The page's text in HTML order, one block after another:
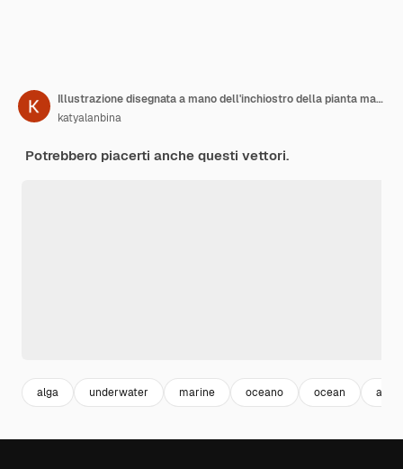
Illustrazione disegnata a mano dell'inchiostro della pianta marina vettoriale isolata su sfondo bianco Ascophyllum kelp erba alghe marine linea bianca nera Elemento di design per l'etichetta della confezione commerciale che avvolge la collezione marina
katyalanbina
Potrebbero piacerti anche questi vettori.
alga underwater marine oceano ocean alga